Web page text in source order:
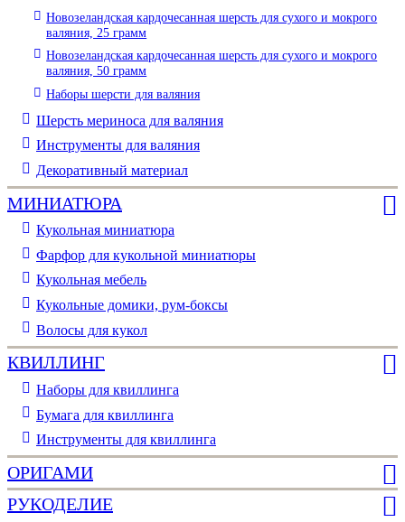
Новозеландская кардочесанная шерсть для сухого и мокрого
валяния, 25 грамм
Новозеландская кардочесанная шерсть для сухого и мокрого
валяния, 50 грамм
Наборы шерсти для валяния
Шерсть мериноса для валяния
Инструменты для валяния
Декоративный материал
МИНИАТЮРА
Кукольная миниатюра
Фарфор для кукольной миниатюры
Кукольная мебель
Кукольные домики, рум-боксы
Волосы для кукол
КВИЛЛИНГ
Наборы для квиллинга
Бумага для квиллинга
Инструменты для квиллинга
ОРИГАМИ
РУКОДЕЛИЕ